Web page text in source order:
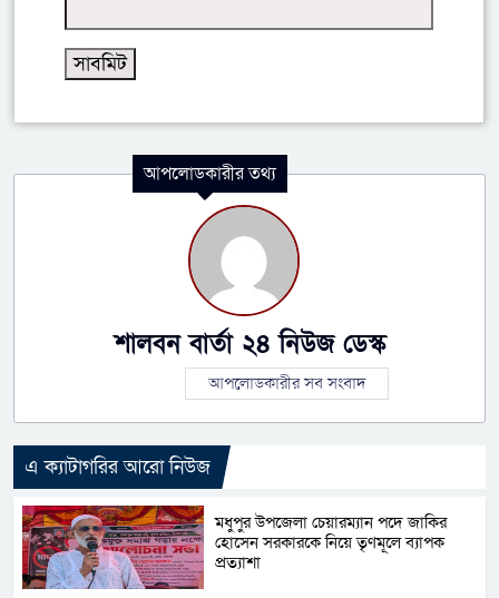
আপলোডকারীর তথ্য
শালবন বার্তা ২৪ নিউজ ডেস্ক
আপলোডকারীর সব সংবাদ
এ ক্যাটাগরির আরো নিউজ
মধুপুর উপজেলা চেয়ারম্যান পদে জাকির
হোসেন সরকারকে নিয়ে তৃণমূলে ব্যাপক
প্রত্যাশা